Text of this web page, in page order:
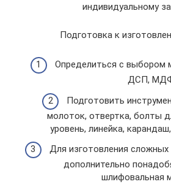
индивидуальному
Подготовка к
Определиться с выбором
ДСП,
Подготовить
молоток, отвертка, болты
уровень, линейка,
Для изготовления
дополнительно
шлифовальная